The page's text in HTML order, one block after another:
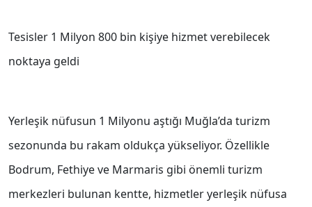
Tesisler 1 Milyon 800 bin kişiye hizmet verebilecek
noktaya geldi
Yerleşik nüfusun 1 Milyonu aştığı Muğla’da turizm
sezonunda bu rakam oldukça yükseliyor. Özellikle
Bodrum, Fethiye ve Marmaris gibi önemli turizm
merkezleri bulunan kentte, hizmetler yerleşik nüfusa